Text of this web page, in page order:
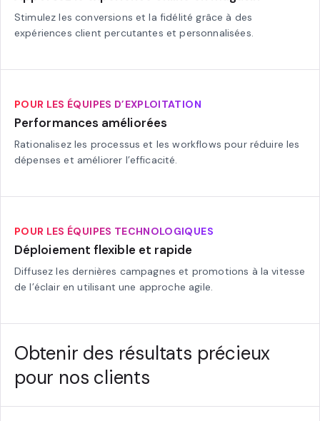
Stimulez les conversions et la fidélité grâce à des
expériences client percutantes et personnalisées.
POUR LES ÉQUIPES D’EXPLOITATION
Performances améliorées
Rationalisez les processus et les workflows pour réduire les
dépenses et améliorer l’efficacité.
POUR LES ÉQUIPES TECHNOLOGIQUES
Déploiement flexible et rapide
Diffusez les dernières campagnes et promotions à la vitesse
de l’éclair en utilisant une approche agile.
Obtenir des résultats précieux
pour nos clients